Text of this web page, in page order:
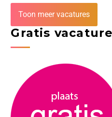
Toon meer vacatures
Gratis